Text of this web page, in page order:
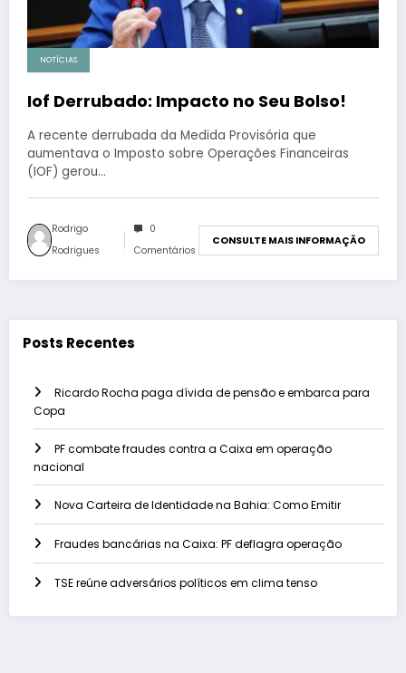
NOTÍCIAS
Iof Derrubado: Impacto no Seu Bolso!
A recente derrubada da Medida Provisória que
aumentava o Imposto sobre Operações Financeiras
(IOF) gerou…
Rodrigo
Rodrigues
0
Comentários
CONSULTE MAIS INFORMAÇÃO
Posts Recentes
Ricardo Rocha paga dívida de pensão e embarca para
Copa
PF combate fraudes contra a Caixa em operação
nacional
Nova Carteira de Identidade na Bahia: Como Emitir
Fraudes bancárias na Caixa: PF deflagra operação
TSE reúne adversários políticos em clima tenso